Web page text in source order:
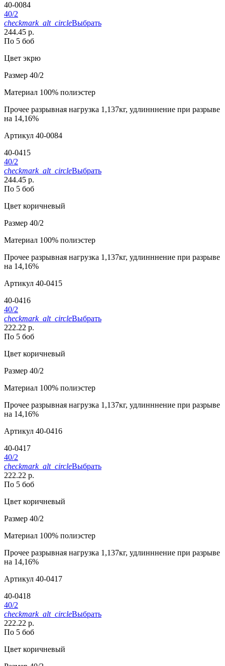
40-0084
40/2
checkmark_alt_circleВыбрать
244.45 р.
По 5 боб
Цвет экрю
Размер 40/2
Материал 100% полиэстер
Прочее разрывная нагрузка 1,137кг, удлинннение при разрыве
на 14,16%
Артикул 40-0084
40-0415
40/2
checkmark_alt_circleВыбрать
244.45 р.
По 5 боб
Цвет коричневый
Размер 40/2
Материал 100% полиэстер
Прочее разрывная нагрузка 1,137кг, удлинннение при разрыве
на 14,16%
Артикул 40-0415
40-0416
40/2
checkmark_alt_circleВыбрать
222.22 р.
По 5 боб
Цвет коричневый
Размер 40/2
Материал 100% полиэстер
Прочее разрывная нагрузка 1,137кг, удлинннение при разрыве
на 14,16%
Артикул 40-0416
40-0417
40/2
checkmark_alt_circleВыбрать
222.22 р.
По 5 боб
Цвет коричневый
Размер 40/2
Материал 100% полиэстер
Прочее разрывная нагрузка 1,137кг, удлинннение при разрыве
на 14,16%
Артикул 40-0417
40-0418
40/2
checkmark_alt_circleВыбрать
222.22 р.
По 5 боб
Цвет коричневый